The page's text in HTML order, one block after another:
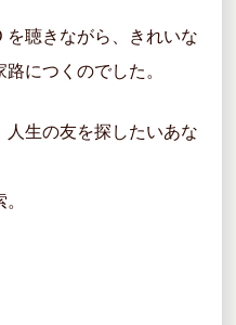
を聴きながら、きれいな
につくのでした。
人生の友を探したいあな